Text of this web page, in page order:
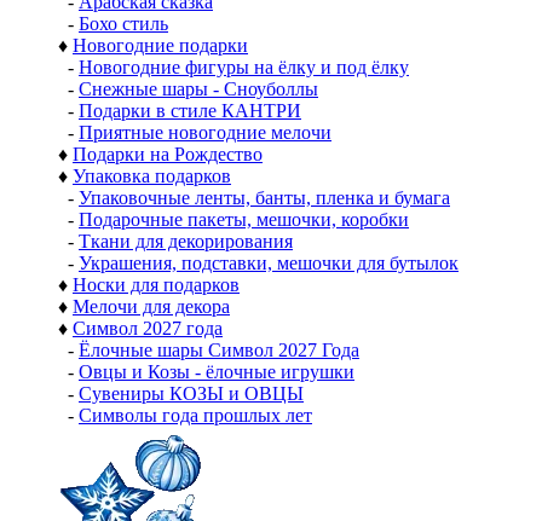
- Бохо стиль
♦ Новогодние подарки
- Новогодние фигуры на ёлку и под ёлку
- Снежные шары - Сноуболлы
- Подарки в стиле КАНТРИ
- Приятные новогодние мелочи
♦ Подарки на Рождество
♦ Упаковка подарков
- Упаковочные ленты, банты, пленка и бумага
- Подарочные пакеты, мешочки, коробки
- Ткани для декорирования
- Украшения, подставки, мешочки для бутылок
♦ Носки для подарков
♦ Мелочи для декора
♦ Символ 2027 года
- Ёлочные шары Символ 2027 Года
- Овцы и Козы - ёлочные игрушки
- Сувениры КОЗЫ и ОВЦЫ
- Символы года прошлых лет